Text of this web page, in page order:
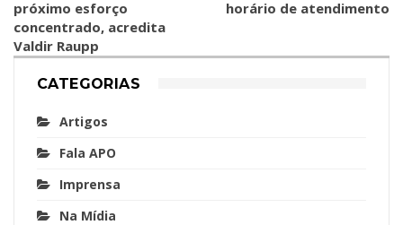
próximo esforço
concentrado, acredita
Valdir Raupp
horário de atendimento
CATEGORIAS
Artigos
Fala APO
Imprensa
Na Mídia